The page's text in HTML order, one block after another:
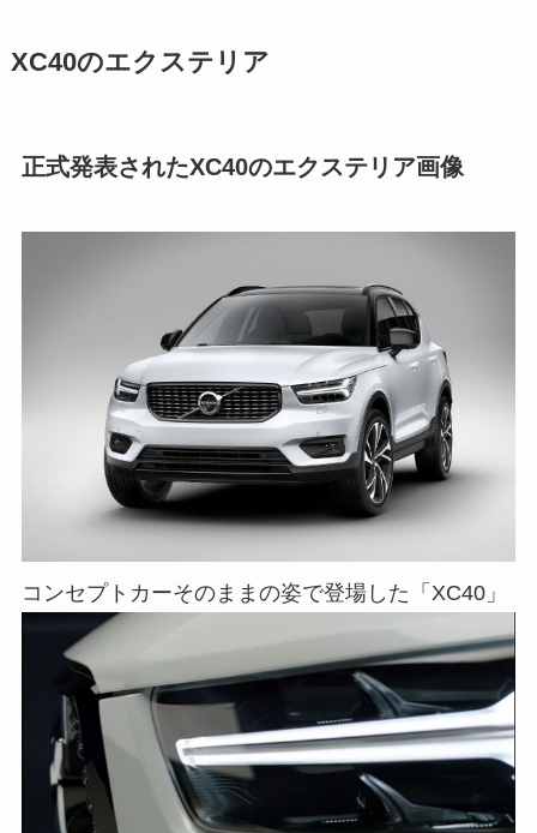
XC40のエクステリア
正式発表されたXC40のエクステリア画像
コンセプトカーそのままの姿で登場した「XC40」